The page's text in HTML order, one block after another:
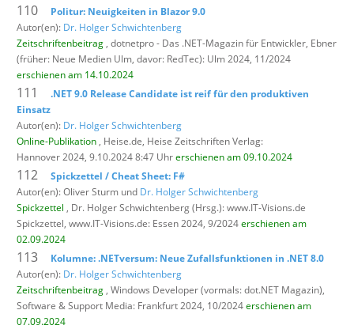
110
Politur: Neuigkeiten in Blazor 9.0
Autor(en): Dr. Holger Schwichtenberg
Zeitschriftenbeitrag , dotnetpro - Das .NET-Magazin für Entwickler, Ebner
(früher: Neue Medien Ulm, davor: RedTec): Ulm 2024, 11/2024
erschienen am 14.10.2024
111
.NET 9.0 Release Candidate ist reif für den produktiven
Einsatz
Autor(en): Dr. Holger Schwichtenberg
Online-Publikation , Heise.de, Heise Zeitschriften Verlag:
Hannover 2024, 9.10.2024 8:47 Uhrerschienen am 09.10.2024
112
Spickzettel / Cheat Sheet: F#
Autor(en): Oliver Sturm und Dr. Holger Schwichtenberg
Spickzettel , Dr. Holger Schwichtenberg (Hrsg.): www.IT-Visions.de
Spickzettel, www.IT-Visions.de: Essen 2024, 9/2024erschienen am
02.09.2024
113
Kolumne: .NETversum: Neue Zufallsfunktionen in .NET 8.0
Autor(en): Dr. Holger Schwichtenberg
Zeitschriftenbeitrag , Windows Developer (vormals: dot.NET Magazin),
Software & Support Media: Frankfurt 2024, 10/2024erschienen am
07.09.2024